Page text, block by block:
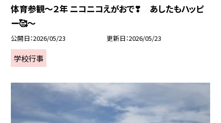
体育参観～２年 ニコニコえがおで❣ あしたもハッピ
ー🥰～
公開日 2026/05/23 更新日 2026/05/23
学校行事